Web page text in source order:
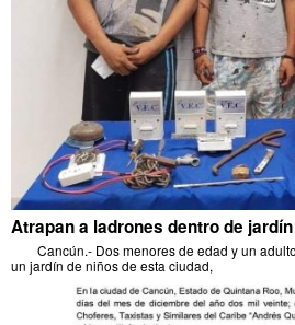
Atrapan a ladrones dentro de
Cancún.- Dos menores de edad y un
un jardín de niños de esta ciudad,